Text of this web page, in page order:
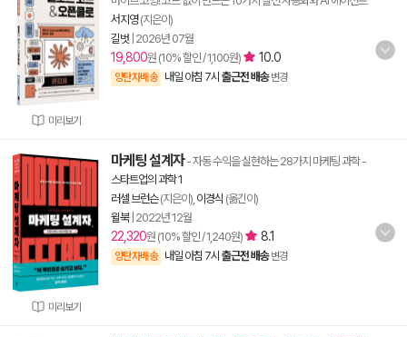
미리보기
서지영(지은이)
길벗 2026년 07월
19,800원 (10% 할인 / 1,100원) 10.0
양탄자배송 내일 아침 7시 출근전 배송 변경
미리보기
마케팅 설계자- 자동 수익을 실현하는 28가지 마케팅 과학-
스타트업의 과학 1
러셀 브런슨(지은이), 이경식 (옮긴이)
윌북| 2022년 12월
22,320원 (10% 할인 / 1,240원) 8.1
양탄자배송 내일 아침 7시 출근전 배송 변경